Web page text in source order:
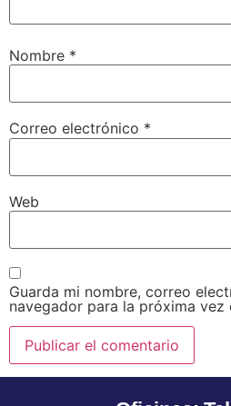
Nombre *
Correo electrónico *
Web
Guarda mi nombre, correo
navegador para la próxima vez